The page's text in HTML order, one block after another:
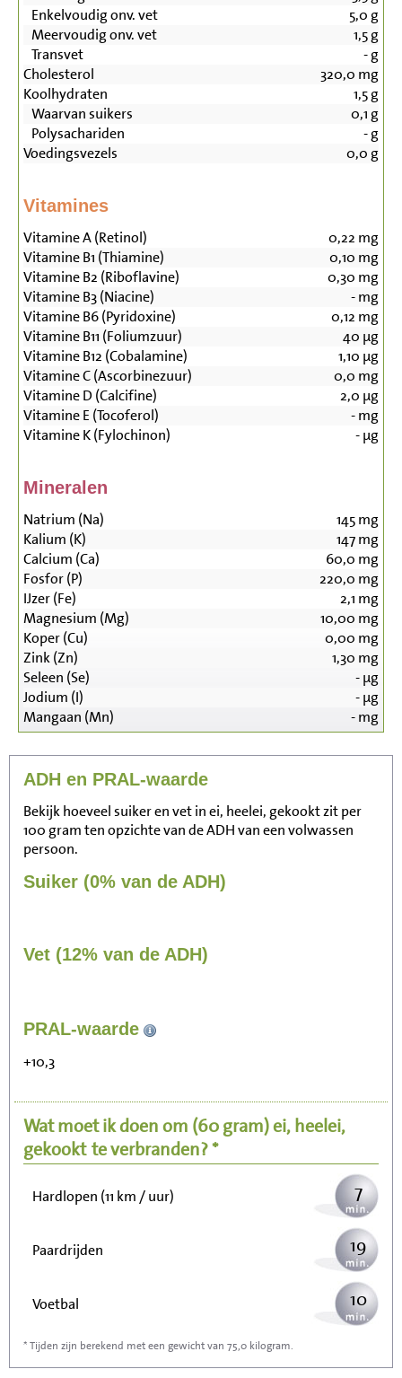
Enkelvoudig onv. vet
5,0 g
Meervoudig onv. vet
1,5g
Transvet
-g
Cholesterol
320,0 mg
Koolhydraten
1,5g
Waarvan suikers
0,1 g
Polysachariden
-g
Voedingsvezels
0,0 g
Vitamines
Vitamine A (Retinol) 0,22 mg
Vitamine B1 (Thiamine)
0,10 mg
Vitamine B2 (Riboflavine)
0,30 mg
Vitamine B3 (Niacine)
-mg
Vitamine B6 (Pyridoxine)
0,12 mg
Vitamine B11 (Foliumzuur)
40 µg
Vitamine B12 (Cobalamine)
1,10 µg
Vitamine C (Ascorbinezuur)
0,0 mg
Vitamine D (Calcifine)
2,0 µg
Vitamine E (Tocoferol)
-mg
Vitamine K (Fylochinon)
-µg
Mineralen
Natrium (Na) 145mg
Kalium (K)
147mg
Calcium (Ca)
60,0 mg
Fosfor (P)
220,0 mg
IJzer (Fe)
2,1 mg
Magnesium (Mg)
10,00 mg
Koper (Cu)
0,00 mg
Zink (Zn)
1,30 mg
Seleen (Se)
-µg
Jodium (I)
-µg
Mangaan (Mn)
-mg
ADH en PRAL-waarde
Bekijk hoeveel suiker en vet in ei, heelei, gekookt zit per
100 gram ten opzichte van de ADH van een volwassen
persoon.
Suiker (0% van de ADH)
Vet (12% van de ADH)
PRAL-waarde
+10,3
Wat moet ik doen om (60 gram)ei, heelei,
gekookt te verbranden? *
Zitten, tv kijken
Wandelen (5 km/uur)
Hardlopen (11 km / uur) 7
Paardrijden 19
Voetbal 10
Stofzuigen
* Tijden zijn berekend met een gewicht van 75,0 kilogram.